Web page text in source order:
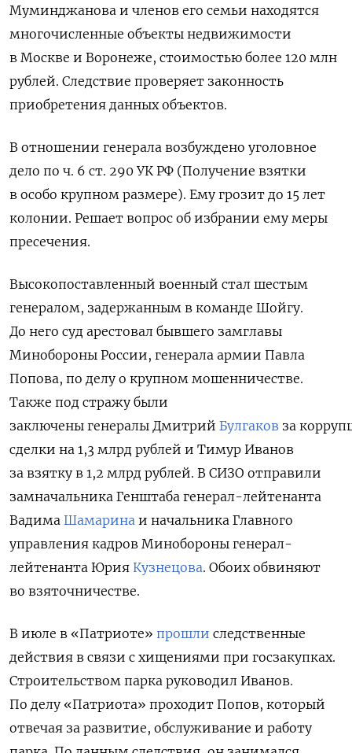
Муминджанова и членов его семьи находятся
многочисленные объекты недвижимости
в Москве и Воронеже, стоимостью более 120 млн
рублей. Следствие проверяет законность
приобретения данных объектов.
В отношении генерала возбуждено уголовное
дело по ч. 6 ст. 290 УК РФ (Получение взятки
в особо крупном размере). Ему грозит до 15 лет
колонии. Решает вопрос об избрании ему меры
пресечения.
Высокопоставленный военный стал шестым
генералом, задержанным в команде Шойгу.
До него суд арестовал бывшего замглавы
Минобороны России, генерала армии Павла
Попова, по делу о крупном мошенничестве.
Также под стражу были
заключены генералы Дмитрий Булгаков за
сделки на 1,3 млрд рублей и Тимур Иванов
за взятку в 1,2 млрд рублей. В СИЗО отправили
замначальника Генштаба генерал-лейтенанта
Вадима Шамарина и начальника Главного
управления кадров Минобороны генерал-
лейтенанта Юрия Кузнецова. Обоих обвиняют
во взяточничестве.
В июле в «Патриоте» прошли следственные
действия в связи с хищениями при госзакупках.
Строительством парка руководил Иванов.
По делу «Патриота» проходит Попов, который
отвечая за развитие, обслуживание и работу